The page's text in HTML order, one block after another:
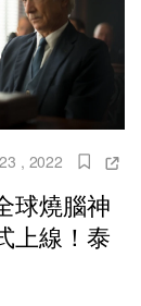
, 2022
球燒腦神
上線！泰